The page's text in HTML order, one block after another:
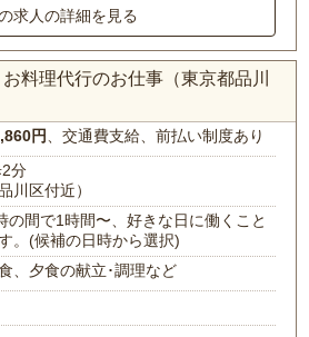
求人の詳細を見る
料理代行のお仕事（東京都品川
円 、交通費支給、前払い制度あり
分
川区付近）
の間で1時間〜、好きな日に働くこと
。(候補の日時から選択)
、夕食の献立･調理など